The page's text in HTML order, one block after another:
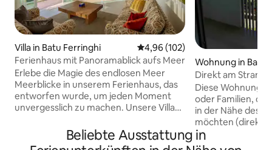
Villa in Batu Ferringhi Durchschnittliche Bewertung:
4,96 (102)
Ferienhaus mit Panoramablick aufs Meer
Erlebe die Magie des endlosen Meer
Meerblicke in unserem Ferienhaus, das
entworfen wurde, um jeden Moment
unvergesslich zu machen. Unsere Villa
Panoramablick auf das Meer und schafft
eine atemberaubende Kulisse für
Wohnung in Batu
Direkt am Strand
By The Sea B07
Diese Wohnung
oder Familien,
in der Nähe des
möchten (direkter
* Bitte lies dir vor
Hausregeln
Beliebte Ausstattung in